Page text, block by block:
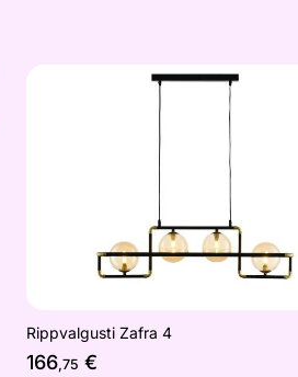
Rippvalgusti Zafra 4
Rippvalgusti Zafra 4
166,75 €